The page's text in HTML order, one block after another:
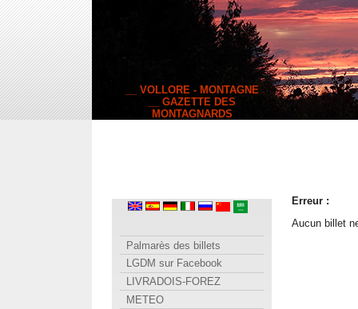
__ VOLLORE - MONTAGNE
__ GAZETTE DES
MONTAGNARDS
Erreur :
Aucun billet
Palmarès des billets
LGDM sur Facebook
LIVRADOIS-FOREZ
METEO